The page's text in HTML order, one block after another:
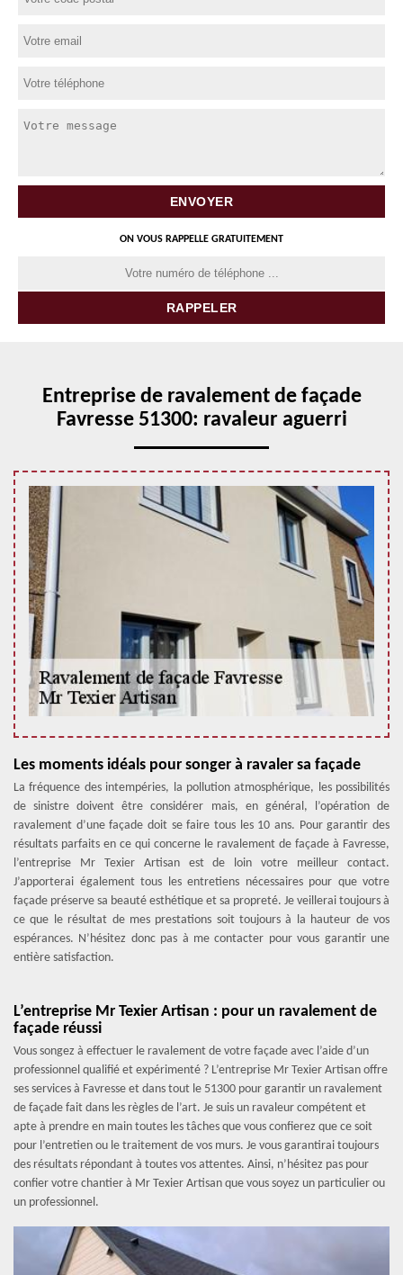
ON VOUS RAPPELLE GRATUITEMENT
Entreprise de ravalement de façade
Favresse 51300: ravaleur aguerri
Les moments idéals pour songer à ravaler sa façade
La fréquence des intempéries, la pollution atmosphérique, les possibilités
de sinistre doivent être considérer mais, en général, l’opération de
ravalement d’une façade doit se faire tous les 10 ans. Pour garantir des
résultats parfaits en ce qui concerne le ravalement de façade à Favresse,
l’entreprise Mr Texier Artisan est de loin votre meilleur contact.
J’apporterai également tous les entretiens nécessaires pour que votre
façade préserve sa beauté esthétique et sa propreté. Je veillerai toujours à
ce que le résultat de mes prestations soit toujours à la hauteur de vos
espérances. N’hésitez donc pas à me contacter pour vous garantir une
entière satisfaction.
L’entreprise Mr Texier Artisan : pour un ravalement de
façade réussi
Vous songez à effectuer le ravalement de votre façade avec l’aide d’un
professionnel qualifié et expérimenté ? L’entreprise Mr Texier Artisan offre
ses services à Favresse et dans tout le 51300 pour garantir un ravalement
de façade fait dans les règles de l’art. Je suis un ravaleur compétent et
apte à prendre en main toutes les tâches que vous confierez que ce soit
pour l’entretien ou le traitement de vos murs. Je vous garantirai toujours
des résultats répondant à toutes vos attentes. Ainsi, n’hésitez pas pour
confier votre chantier à Mr Texier Artisan que vous soyez un particulier ou
un professionnel.